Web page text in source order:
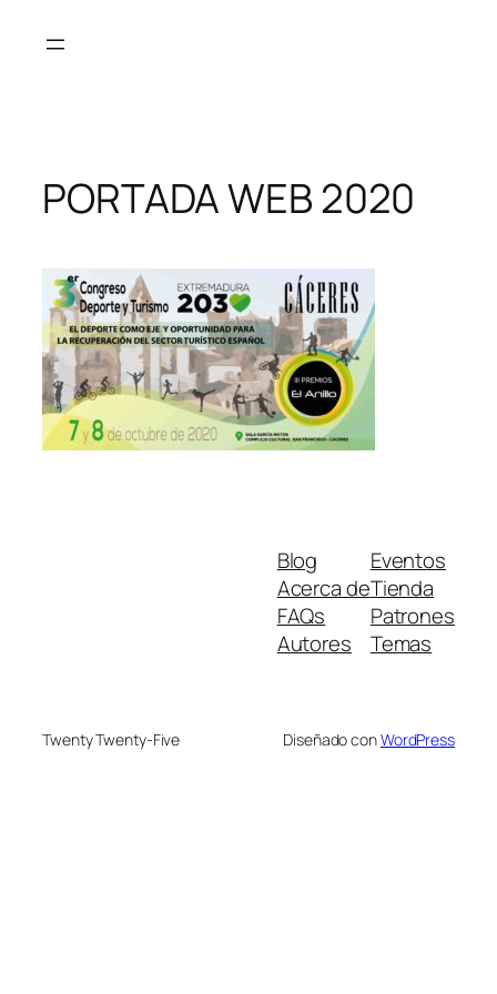
PORTADA WEB 2020
Blog
Acerca de
FAQs
Autores
Eventos
Tienda
Patrones
Temas
Twenty Twenty-Five Diseñado conWordPress